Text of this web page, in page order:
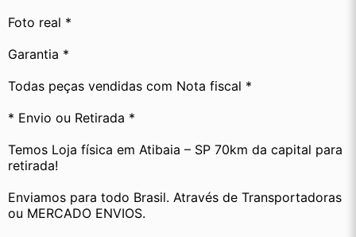
Foto real *
Garantia *
Todas peças vendidas com Nota fiscal *
* Envio ou Retirada *
Temos Loja física em Atibaia – SP 70km da capital para
retirada!
Enviamos para todo Brasil. Através de Transportadoras
ou MERCADO ENVIOS.